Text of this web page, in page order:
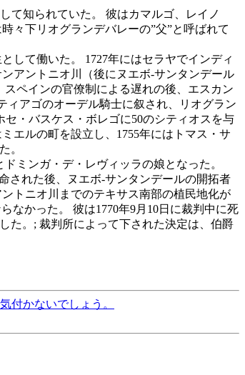
て知られていた。 彼はカマルゴ、レイノ
々下リオグランデバレーの”父”と呼ばれて
して働いた。 1727年にはセラヤでインディ
アントニオ川（後にヌエボ-サンタンデール
ペインの官僚制による遅れの後、エスカン
ィアゴのオーデル騎士に叙され、リオグラン
セ・バスケス・ボレゴに50のシティオスを与
エルの町を設立し、1755年にはトマス・サ
。
ミンガ・デ・レヴィッラの娘となった。
された後、ヌエボ-サンタンデールの開拓者
トニオ川までのテキサス南部の植民地化が
なかった。 彼は1770年9月10日に裁判中に死
た。; 裁判所によって下された決定は、伯爵
付かないでしょう。